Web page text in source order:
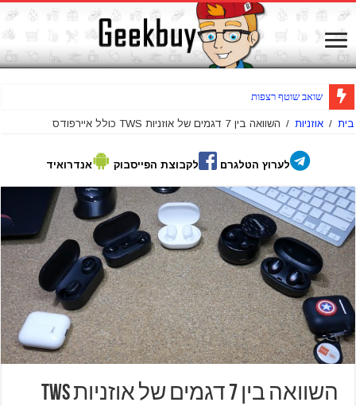
שואב שוטף רצפות אלחוטי Jimmy HW8 Pro – סקי
בית / אוזניות / השוואה בין 7 דגמים של אוזניות TWS כולל איירפודס
לערוץ הטלגרם לקבוצת הפייסבוק אנדרואיד
השוואה בין 7 דגמים של אוזניות TWS